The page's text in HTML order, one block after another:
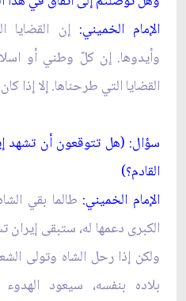
الإمام الخميني:إن القضايا
وأيدوها. إن كلّ وطني أو
القضايا التي طرحناها. إلا إذا
سؤال: (هل تتوقعون أن تشهد
القادم؟)
الإمام الخميني: طالما بقي
الكبرى دعمها له، ستبقى إيران
ولكن إذا رحل الشاه وتولى
بلاده بنفسه، سيعود